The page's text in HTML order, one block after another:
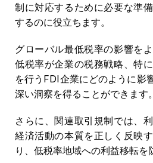
制に対応するために必要な準
するのに役立ちます。
グローバル最低税率の影響を
低税率が企業の税務戦略、特
を行うFDI企業にどのように影
深い洞察を得ることができます。
さらに、関連取引規制では、
経済活動の本質を正しく反映
り、低税率地域への利益移転を